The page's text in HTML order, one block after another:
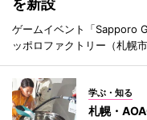
を新設
ゲームイベント「Sapporo
ッポロファクトリー（札幌
学ぶ・知る
札幌・